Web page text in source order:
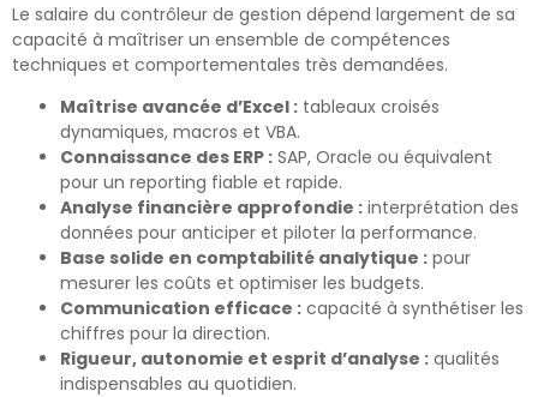
Le salaire du contrôleur de gestion dépend largement de sa
capacité à maîtriser un ensemble de compétences
techniques et comportementales très demandées.
Maîtrise avancée d’Excel : tableaux croisés
dynamiques, macros et VBA.
Connaissance des ERP : SAP, Oracle ou équivalent
pour un reporting fiable et rapide.
Analyse financière approfondie : interprétation des
données pour anticiper et piloter la performance.
Base solide en comptabilité analytique : pour
mesurer les coûts et optimiser les budgets.
Communication efficace : capacité à synthétiser les
chiffres pour la direction.
Rigueur, autonomie et esprit d’analyse : qualités
indispensables au quotidien.